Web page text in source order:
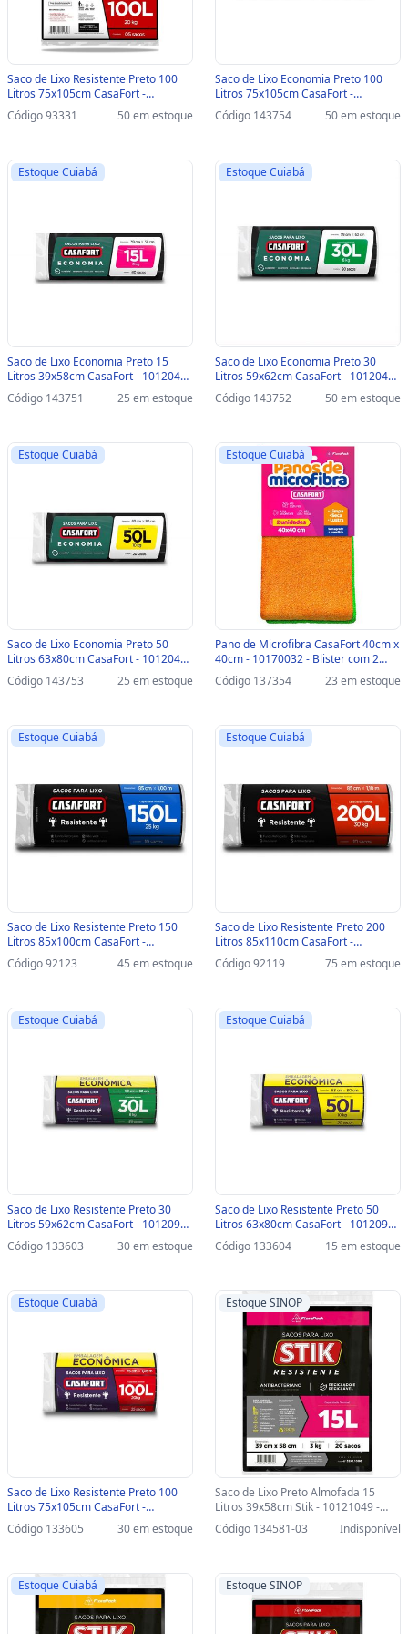
Saco de Lixo Resistente Preto 100
Litros 75x105cm CasaFort -
10120923 - Pacote com 5 Unidades -
10120923
Código 93331 50 em estoque
Saco de Lixo Economia Preto 100
Litros 75x105cm CasaFort -
10120446 - Pacote 10 Unidades -
10120446
Código 143754 50 em estoque
Estoque Cuiabá
Saco de Lixo Economia Preto 15
Litros 39x58cm CasaFort - 10120443
- Pacote 40 Unidades - 10120443
Código 143751 25 em estoque
Estoque Cuiabá
Saco de Lixo Economia Preto 30
Litros 59x62cm CasaFort - 10120444
- Pacote 20 Unidades - 10120444
Código 143752 50 em estoque
Estoque Cuiabá
Saco de Lixo Economia Preto 50
Litros 63x80cm CasaFort - 10120445
- Pacote 20 Unidades - 10120445
Código 143753 25 em estoque
Estoque Cuiabá
Pano de Microfibra CasaFort 40cm x
40cm - 10170032 - Blister com 2
Panos - 10170032
Código 137354 23 em estoque
Estoque Cuiabá
Saco de Lixo Resistente Preto 150
Litros 85x100cm CasaFort -
10120788 - Pacote com 10 Unidades
- 10120788
Código 92123 45 em estoque
Estoque Cuiabá
Saco de Lixo Resistente Preto 200
Litros 85x110cm CasaFort -
10120789 - Pacote com 10 Unidades
- 10120789
Código 92119 75 em estoque
Estoque Cuiabá
Saco de Lixo Resistente Preto 30
Litros 59x62cm CasaFort - 10120944
- Pacote 50 Unidades - 10120944
Código 133603 30 em estoque
Estoque Cuiabá
Saco de Lixo Resistente Preto 50
Litros 63x80cm CasaFort - 10120945
- Pacote com 50 Unidades -
10120945
Código 133604 15 em estoque
Estoque Cuiabá
Saco de Lixo Resistente Preto 100
Litros 75x105cm CasaFort -
10120946 - Pacote com 25 Unidades
- 10120946
Código 133605 30 em estoque
Estoque SINOP
Saco de Lixo Preto Almofada 15
Litros 39x58cm Stik - 10121049 -
Pacote com 20 Unidades-SINOP-03 -
10121049
Código 134581-03 Indisponível
Estoque Cuiabá Estoque SINOP